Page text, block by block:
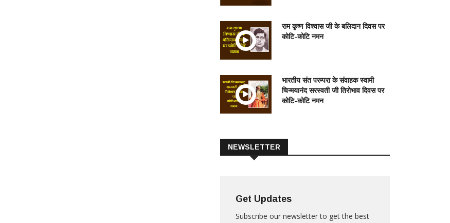
राम कृष्ण विश्वास जी के बलिदान दिवस पर
कोटि-कोटि नमन
भारतीय संत परम्परा के संवाहक स्वामी
चिन्मयानंद सरस्वती जी तिरोभाव दिवस पर
कोटि-कोटि नमन
NEWSLETTER
Get Updates
Subscribe our newsletter to get the best